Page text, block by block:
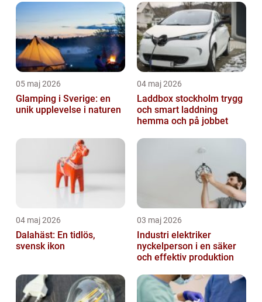
05 maj 2026
Glamping i Sverige: en
unik upplevelse i naturen
04 maj 2026
Laddbox stockholm trygg
och smart laddning
hemma och på jobbet
04 maj 2026
Dalahäst: En tidlös,
svensk ikon
03 maj 2026
Industri elektriker
nyckelperson i en säker
och effektiv produktion